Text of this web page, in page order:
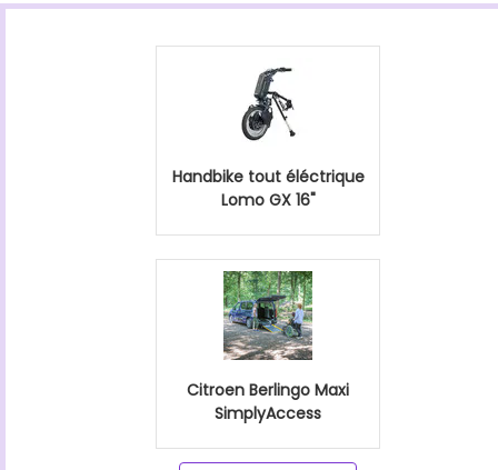
Handbike tout éléctrique
Lomo GX 16"
Citroen Berlingo Maxi
SimplyAccess